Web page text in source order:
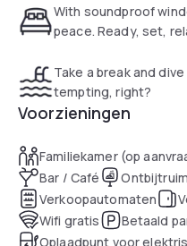
With soundproof
peace. Ready, set,
Take a break and
tempting, right?
Voorzieningen
Familiekamer (op
Bar / Café
Verkoopautomaten
Wifi gratis
Betaald
Oplaadpunt voor